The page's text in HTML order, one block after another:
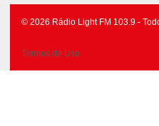
© 2026 Rádio Light FM 103.9 -
Termos de Uso